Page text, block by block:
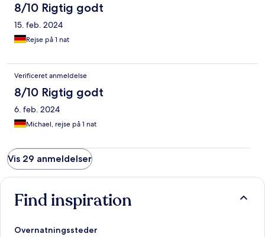
8/10 Rigtig godt
15. feb. 2024
Rejse på 1 nat
Verificeret anmeldelse
8/10 Rigtig godt
6. feb. 2024
Michael, rejse på 1 nat
Vis 29 anmeldelser
Find inspiration
Overnatningssteder